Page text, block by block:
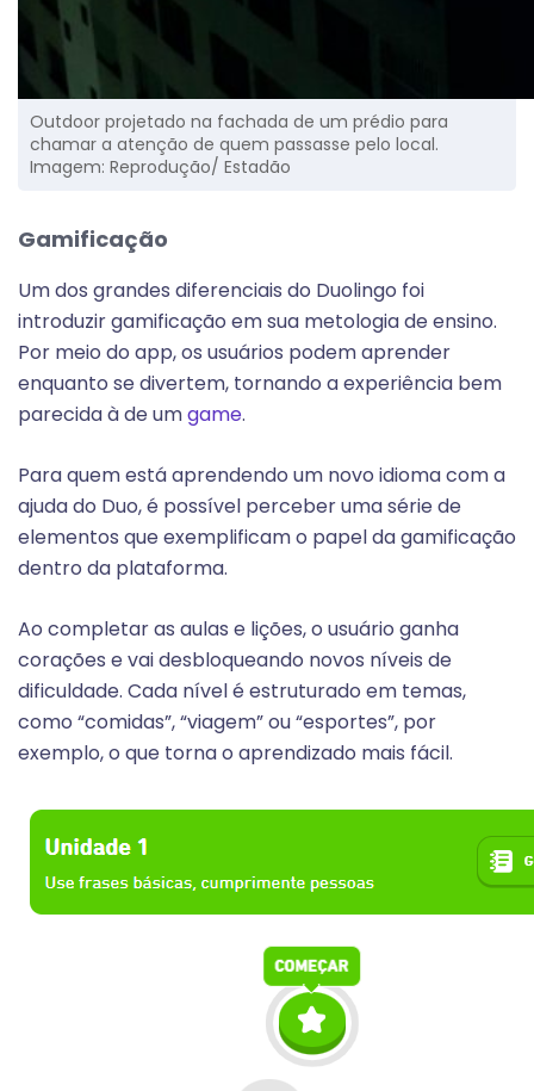
Outdoor projetado na fachada de um prédio para
chamar a atenção de quem passasse pelo local.
Imagem: Reprodução/ Estadão
Gamificação
Um dos grandes diferenciais do Duolingo foi
introduzir gamificação em sua metologia de ensino.
Por meio do app, os usuários podem aprender
enquanto se divertem, tornando a experiência bem
parecida à de umgame.
Para quem está aprendendo um novo idioma com a
ajuda do Duo, é possível perceber uma série de
elementos que exemplificam o papel da gamificação
dentro da plataforma.
Ao completar as aulas e lições, o usuário ganha
corações e vai desbloqueando novos níveis de
dificuldade. Cada nível é estruturado em temas,
como “comidas”, “viagem” ou “esportes”, por
exemplo, o que torna o aprendizado mais fácil.